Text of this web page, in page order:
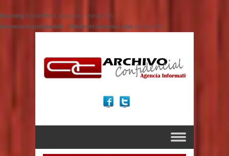
Warning: Undefined array key "medio" in
/home/armando/public_html/vercolumnas.php on line 72